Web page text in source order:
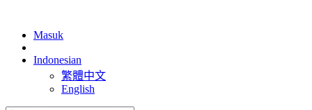
Masuk
Indonesian
繁體中文
English